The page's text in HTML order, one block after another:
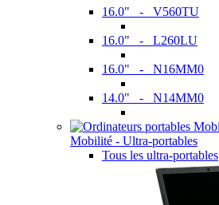
16.0" - V560TU
16.0" - L260LU
16.0" - N16MM0
14.0" - N14MM0
Mobilité - Ultra-portables
Tous les ultra-portables